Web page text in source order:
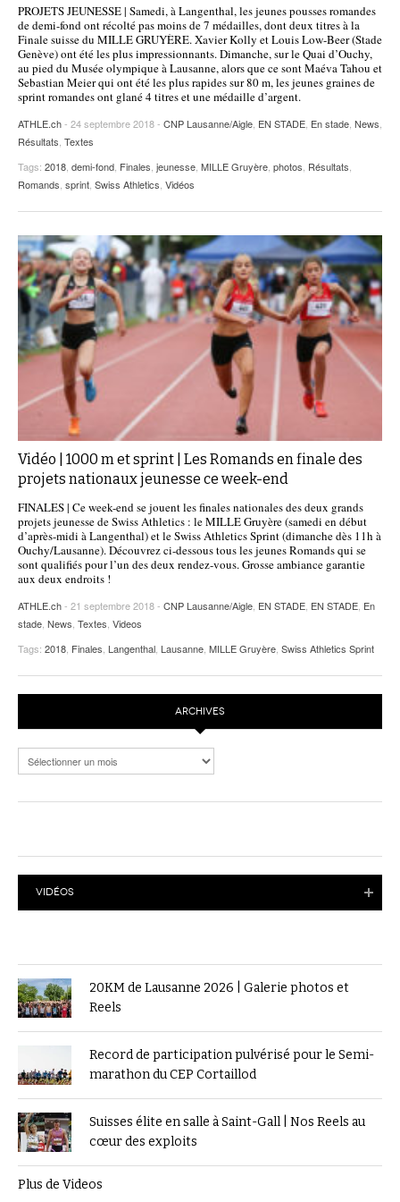
POURQUOI ATHLE.CH ?
ATHLE.CH RÉGIONS | VAUD
HIGHLIGHTS
LIVRES
PROJETS JEUNESSE | Samedi, à Langenthal, les jeunes pousses romandes
de demi-fond ont récolté pas moins de 7 médailles, dont deux titres à la
Finale suisse du MILLE GRUYÈRE. Xavier Kolly et Louis Low-Beer (Stade
Genève) ont été les plus impressionnants. Dimanche, sur le Quai d’Ouchy,
au pied du Musée olympique à Lausanne, alors que ce sont Maéva Tahou et
Sebastian Meier qui ont été les plus rapides sur 80 m, les jeunes graines de
sprint romandes ont glané 4 titres et une médaille d’argent.
ATHLE.ch- 24 septembre 2018 - CNP Lausanne/Aigle EN STADE En stade News
Résultats Textes
Tags: 2018 demi-fond Finales jeunesse MILLE Gruyère photos Résultats
Romands sprint Swiss Athletics Vidéos
Vidéo | 1000 m et sprint | Les Romands en finale des
projets nationaux jeunesse ce week-end
FINALES | Ce week-end se jouent les finales nationales des deux grands
projets jeunesse de Swiss Athletics : le MILLE Gruyère (samedi en début
d’après-midi à Langenthal) et le Swiss Athletics Sprint (dimanche dès 11h à
Ouchy/Lausanne). Découvrez ci-dessous tous les jeunes Romands qui se
sont qualifiés pour l’un des deux rendez-vous. Grosse ambiance garantie
aux deux endroits !
ATHLE.ch- 21 septembre 2018 - CNP Lausanne/Aigle EN STADE EN STADE En
stade News Textes Videos
Tags: 2018 Finales Langenthal Lausanne MILLE Gruyère Swiss Athletics Sprint
ARCHIVES
Archives
VIDÉOS
20KM de Lausanne 2026 | Galerie photos et
Reels
Record de participation pulvérisé pour le Semi-
marathon du CEP Cortaillod
Suisses élite en salle à Saint-Gall | Nos Reels au
cœur des exploits
Plus de Videos